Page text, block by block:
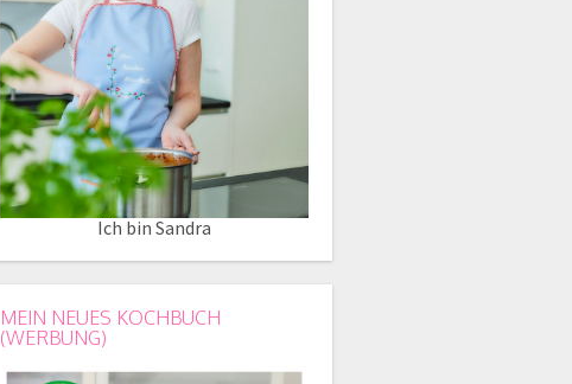
Ich bin Sandra
MEIN NEUES KOCHBUCH
(WERBUNG)